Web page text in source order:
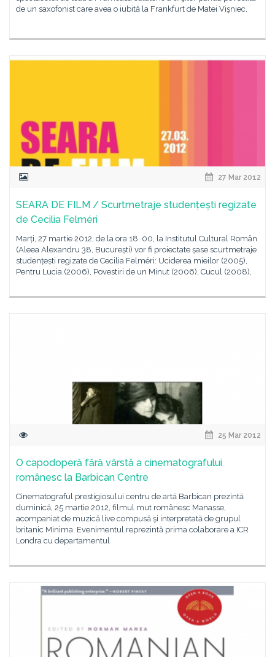
de un saxofonist care avea o iubită la Frankfurt de Matei Vişniec,
27 Mar 2012
SEARA DE FILM / Scurtmetraje studențești regizate
de Cecilia Felméri
Marți, 27 martie 2012, de la ora 18. 00, la Institutul Cultural Român
(Aleea Alexandru 38, București) vor fi proiectate șase scurtmetraje
studențești regizate de Cecilia Felméri: Uciderea mieilor (2005),
Pentru Lucia (2006), Povestiri de un Minut (2006), Cucul (2008),
25 Mar 2012
O capodoperă fără vârstă a cinematografului
românesc la Barbican Centre
Cinematograful prestigiosului centru de artă Barbican prezintă
duminică, 25 martie 2012, filmul mut românesc Manasse,
acompaniat de muzică live compusă şi interpretată de grupul
britanic Minima. Evenimentul reprezintă prima colaborare a ICR
Londra cu departamentul